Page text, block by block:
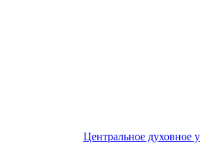
Центральное духовное